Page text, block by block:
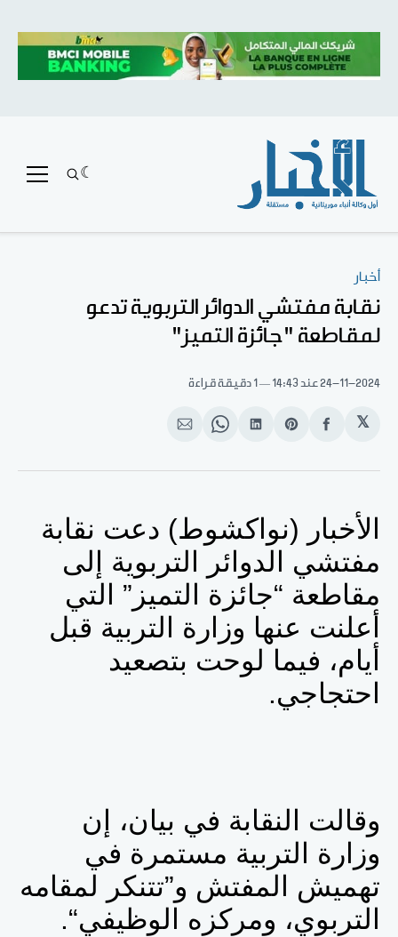
أخبار
نقابة مفتشي الدوائر التربوية تدعو
لمقاطعة "جائزة التميز"
24-11-2024عند 14:43 1 دقيقة قراءة
𝕏
انشر
الفيسبوك
Share
Pinterest
انشر
لينكد
Share
WhatsApp
انشر
الإيميل
الأخبار (نواكشوط) دعت نقابة
مفتشي الدوائر التربوية إلى
مقاطعة “جائزة التميز” التي
أعلنت عنها وزارة التربية قبل
أيام، فيما لوحت بتصعيد
احتجاجي.
وقالت النقابة في بيان، إن
وزارة التربية مستمرة في
تهميش المفتش و”تتنكر لمقامه
التربوي، ومركزه الوظيفي“.